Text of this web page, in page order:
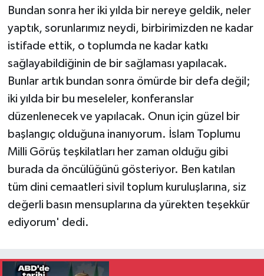
Bundan sonra her iki yılda bir nereye geldik, neler
yaptık, sorunlarımız neydi, birbirimizden ne kadar
istifade ettik, o toplumda ne kadar katkı
sağlayabildiğinin de bir sağlaması yapılacak.
Bunlar artık bundan sonra ömürde bir defa değil;
iki yılda bir bu meseleler, konferanslar
düzenlenecek ve yapılacak. Onun için güzel bir
başlangıç olduğuna inanıyorum. İslam Toplumu
Milli Görüş teşkilatları her zaman olduğu gibi
burada da öncülüğünü gösteriyor. Ben katılan
tüm dini cemaatleri sivil toplum kuruluşlarına, siz
değerli basın mensuplarına da yürekten teşekkür
ediyorum' dedi.